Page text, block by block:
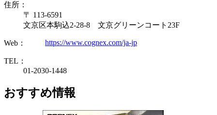
住所：
〒 113-6591
文京区本駒込2-28-8 文京グリーンコート23F
Web： https://www.cognex.com/ja-jp
TEL：
01-2030-1448
おすすめ情報